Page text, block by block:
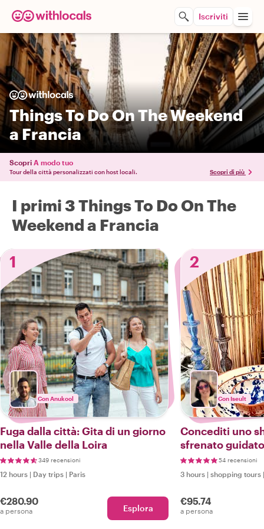
Iscriviti
Things To Do On The Weekend
a Francia
Scopri A modo tuo
Tour della città personalizzati con host locali. Scopri di più
I primi 3 Things To Do On The
Weekend a Francia
1
Con Anukool
Fuga dalla città: Gita di un giorno
nella Valle della Loira
349 recensioni
12 hours | Day trips | Paris
€280.90
a persona Esplora
2
Con Iseult
Concediti uno
sfrenato
fashionista di
54 recensioni
3 hours | shopping tours
€95.74
a persona